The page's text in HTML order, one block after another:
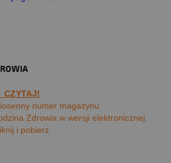
CZYTAJ!
numer magazynu
Zdrowia w wersji elektronicznej.
i pobierz.